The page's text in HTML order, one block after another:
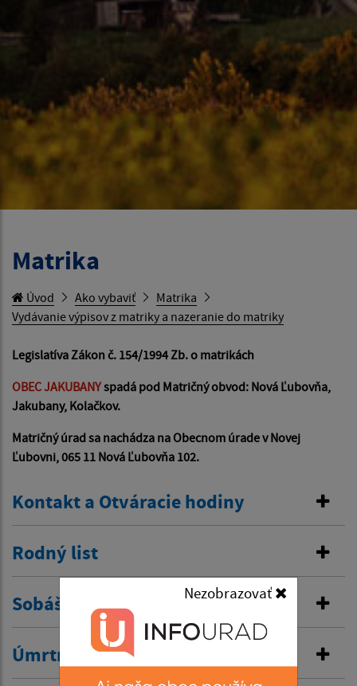
Nezobrazovať
Matrika
Úvod Ako vybaviť
Matrika
Vydávanie výpisov z matriky a nazeranie do matriky
Legislatíva Zákon č. 154/1994 Zb. o matrikách
OBEC JAKUBANYspadá pod Matričný obvod: Nová Ľubovňa,
Jakubany, Kolačkov.
Matričný úrad sa nachádza na Obecnom úrade v Novej
Ľubovni, 065 11 Nová Ľubovňa 102.
Kontakt a Otváracie hodiny
Rodný list
Sobášny list
Úmrtný list